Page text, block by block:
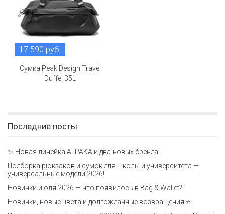
17 590 руб.
Сумка Peak Design Travel
Duffel 35L
Последние посты
✨ Новая линейка ALPAKA и два новых бренда
Подборка рюкзаков и сумок для школы и университета —
универсальные модели 2026!
Новинки июля 2026 — что появилось в Bag & Wallet?
Новинки, новые цвета и долгожданные возвращения ⭐️